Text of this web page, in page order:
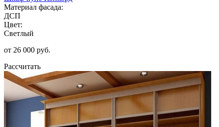
Материал фасада:
ДСП
Цвет:
Светлый
от 26 000 руб.
Рассчитать